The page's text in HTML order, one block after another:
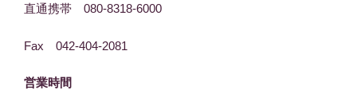
直通携帯 080-8318-6000
Fax 042-404-2081
営業時間